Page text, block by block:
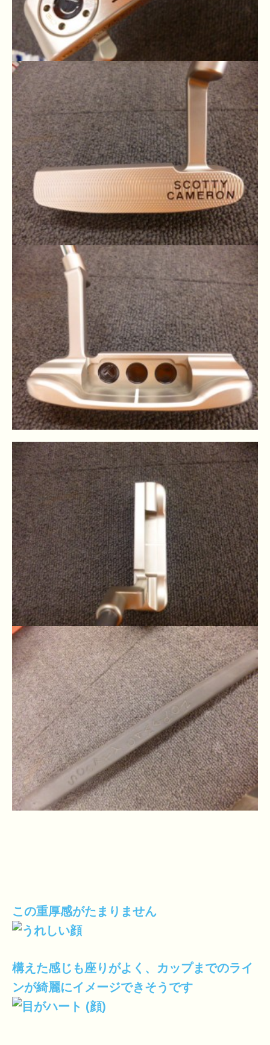
この重厚感がたまりません
構えた感じも座りがよく、カップまでのライ
ンが綺麗にイメージできそうです